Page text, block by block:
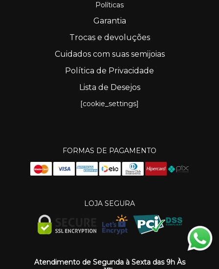
Políticas
Garantia
Trocas e devoluções
Cuidados com suas semijoias
Política de Privacidade
Lista de Desejos
[cookie_settings]
FORMAS DE PAGAMENTO
LOJA SEGURA
Atendimento de Segunda à Sexta das 9h Às